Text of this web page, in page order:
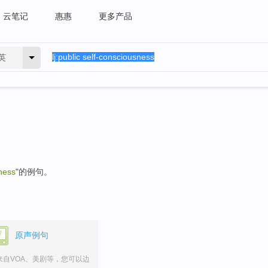
云笔记 惠惠 更多产品
"的例句。
原声例句
自VOA、美剧等，您可以边